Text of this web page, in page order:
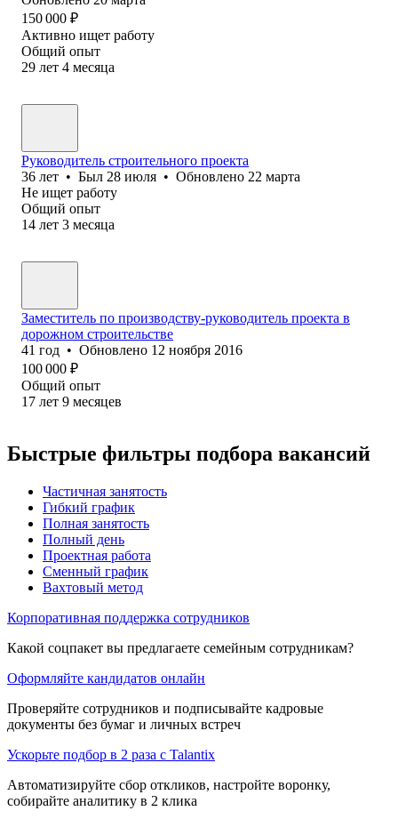
150 000 ₽
Активно ищет работу
Общий опыт
29 лет 4 месяца
Руководитель строительного проекта
36 лет • Был 28 июля • Обновлено 22 марта
Не ищет работу
Общий опыт
14 лет 3 месяца
Заместитель по производству-руководитель проекта в
дорожном строительстве
41 год • Обновлено 12 ноября 2016
100 000 ₽
Общий опыт
17 лет 9 месяцев
Быстрые фильтры подбора вакансий
Частичная занятость
Гибкий график
Полная занятость
Полный день
Проектная работа
Сменный график
Вахтовый метод
Корпоративная поддержка сотрудников
Какой соцпакет вы предлагаете семейным сотрудникам?
Оформляйте кандидатов онлайн
Проверяйте сотрудников и подписывайте кадровые
документы без бумаг и личных встреч
Ускорьте подбор в 2 раза с Talantix
Автоматизируйте сбор откликов, настройте воронку,
собирайте аналитику в 2 клика